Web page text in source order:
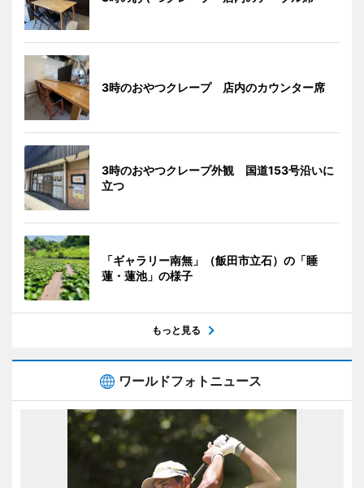
3時のおやつクレープ 店内のカウンター席
3時のおやつクレープ外観 国道153号沿いに
立つ
「ギャラリー南無」（飯田市立石）の「睡
蓮・蓮池」の様子
もっと見る
ワールドフォトニュース